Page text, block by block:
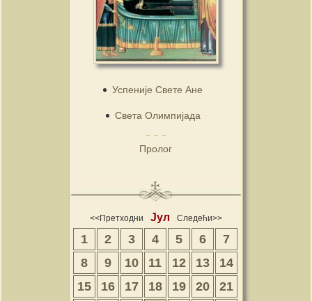
Успеније Свете Ане
Света Олимпијада
Пролог
<<Претходни Јул Следећи>>
1 2 3 4 5 6
7
8
9 10 11 12 13
14
15
16 17 18 19 20
21